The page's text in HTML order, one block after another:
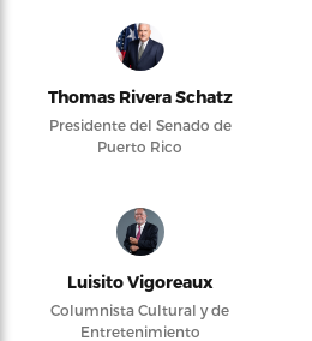
Thomas Rivera Schatz
Presidente del Senado de
Puerto Rico
Luisito Vigoreaux
Columnista Cultural y de
Entretenimiento